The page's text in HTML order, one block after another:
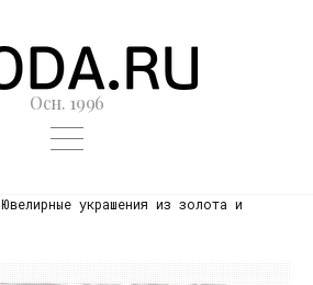
Осн. 1996
Ювелирные украшения из золота и